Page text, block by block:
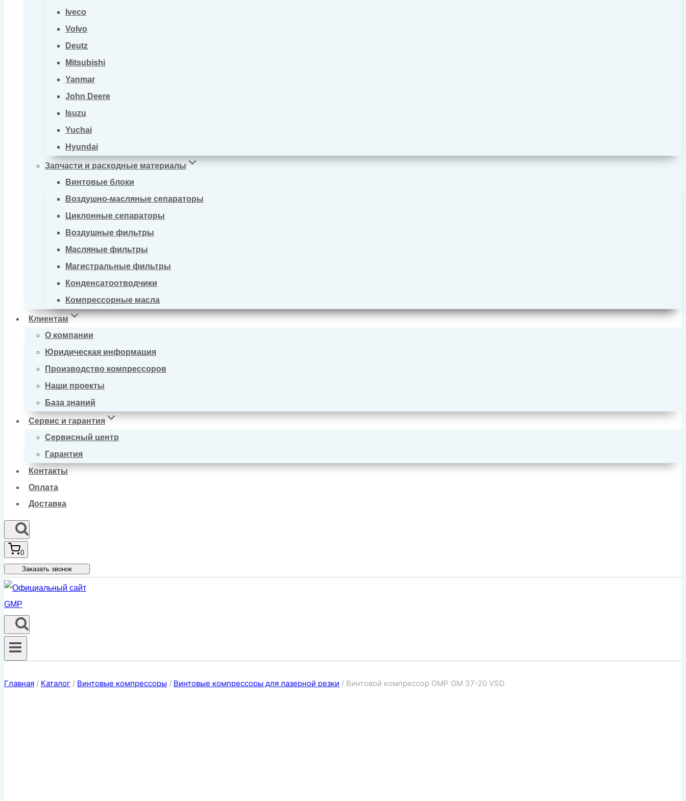
Iveco
Volvo
Deutz
Mitsubishi
Yanmar
John Deere
Isuzu
Yuchai
Hyundai
Запчасти и расходные материалы
Винтовые блоки
Воздушно-масляные сепараторы
Циклонные сепараторы
Воздушные фильтры
Масляные фильтры
Магистральные фильтры
Конденсатоотводчики
Компрессорные масла
Клиентам
О компании
Юридическая информация
Производство компрессоров
Наши проекты
База знаний
Сервис и гарантия
Сервисный центр
Гарантия
Контакты
Оплата
Доставка
0
Заказать звонок
Главная / Каталог / Винтовые компрессоры / Винтовые компрессоры для лазерной резки / Винтовой компрессор GMP GM 37-20 VSD